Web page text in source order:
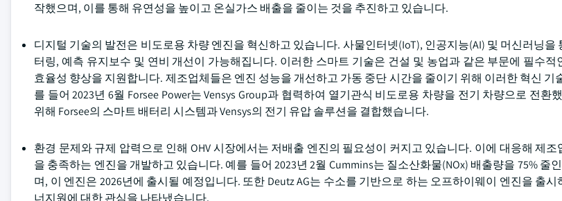
작했으며, 이를 통해 유연성을 높이고 온실가스 배출을 줄이는 것을 추진하고 있습니다.
디지털 기술의 발전은 비도로용 차량 엔진을 혁신하고 있습니다. 사물인터넷(IoT), 인공지능(AI) 및 머신러닝을
터링, 예측 유지보수 및 연비 개선이 가능해집니다. 이러한 스마트 기술은 건설 및 농업과 같은 부문에 필수적
효율성 향상을 지원합니다. 제조업체들은 엔진 성능을 개선하고 가동 중단 시간을 줄이기 위해 이러한 혁신 기
를 들어 2023년 6월 Forsee Power는 Vensys Group과 협력하여 열기관식 비도로용 차량을 전기 차량으로 전환
위해 Forsee의 스마트 배터리 시스템과 Vensys의 전기 유압 솔루션을 결합했습니다.
환경 문제와 규제 압력으로 인해 OHV 시장에서는 저배출 엔진의 필요성이 커지고 있습니다. 이에 대응해 제
을 충족하는 엔진을 개발하고 있습니다. 예를 들어 2023년 2월 Cummins는 질소산화물(NOx) 배출량을 75% 줄
며, 이 엔진은 2026년에 출시될 예정입니다. 또한 Deutz AG는 수소를 기반으로 하는 오프하이웨이 엔진을 출
너지원에 대한 관심을 나타냈습니다.